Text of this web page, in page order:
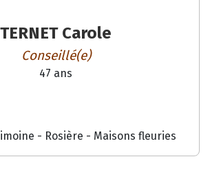
TERNET Carole
Conseillé(e)
47 ans
- Rosière - Maisons fleuries